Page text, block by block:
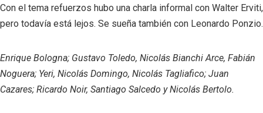
Con el tema refuerzos hubo una charla informal con Walter Erviti,
pero todavía está lejos. Se sueña también con Leonardo Ponzio.
Enrique Bologna; Gustavo Toledo, Nicolás Bianchi Arce, Fabián
Noguera; Yeri, Nicolás Domingo, Nicolás Tagliafico; Juan
Cazares; Ricardo Noir, Santiago Salcedo y Nicolás Bertolo.